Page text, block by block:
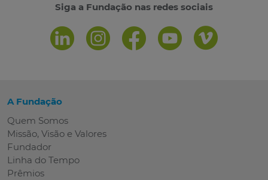
Siga a Fundação nas redes sociais
A Fundação
Quem Somos
Missão, Visão e Valores
Fundador
Linha do Tempo
Prêmios